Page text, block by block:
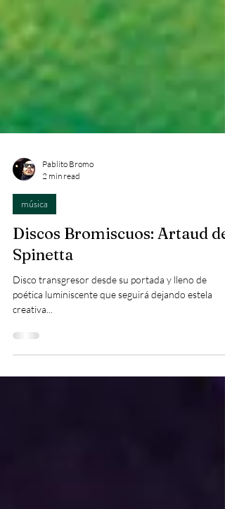
Pablito Bromo
2 min read
música
Discos Bromiscuos: Artaud de
Spinetta
Disco transgresor desde su portada y lleno de
creativa...